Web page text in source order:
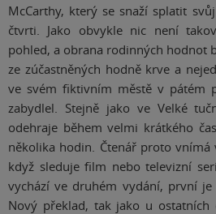
McCarthy, který se snaží splatit
čtvrti. Jako obvykle nic není
pohled, a obrana rodinných hodnot
ze zúčastněných hodně krve a
ve svém fiktivním městě v pátém
zabydlel. Stejně jako ve Velké
odehraje během velmi krátkého
několika hodin. Čtenář proto
když sleduje film nebo televizní
vychází ve druhém vydání, první
Nový překlad, tak jako u ostatních